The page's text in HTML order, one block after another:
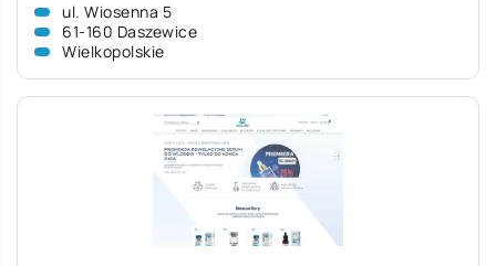
ul. Wiosenna 5
61-160 Daszewice
Wielkopolskie